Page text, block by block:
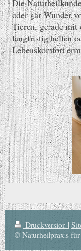
Die
oder gar Wunder
Tieren, gerade mit
langfristig helfen
Lebenskomfort
Druckversion |
© Naturheilpraxis für